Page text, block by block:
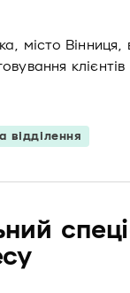
місто
клієнтів
відділення